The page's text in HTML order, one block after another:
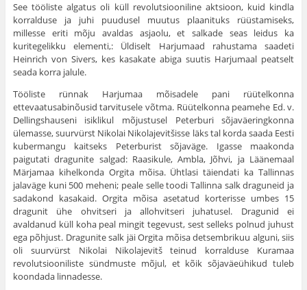
See tööliste algatus oli küll revolutsiooniline aktsioon, kuid kindla
korralduse ja juhi puudusel muutus plaanituks rüüstami­seks,
millesse eriti mõju avaldas asjaolu, et salkade seas leidus ka
kuritegelikku elementi,: Üldiselt Harjumaad rahustama saadeti
Heinrich von Sivers, kes kasakate abiga suutis Harjumaal peatselt
seada korra jalule.
Tööliste rünnak Harjumaa mõisadele pani rüütelkonna
ettevaatusabinõusid tarvitusele võtma. Rüütelkonna peamehe Ed. v.
Dellingshauseni isiklikul mõjustusel Peterburi sõjaväeringkonna
ülemasse, suurvürst Nikolai Nikolajevitšisse läks tal korda saada Eesti
kubermangu kaitseks Peterburist sõjaväge. Igasse maakonda
paigutati dragunite salgad: Raasikule, Ambla, Jõhvi, ja Lääne­maal
Märjamaa kihelkonda Orgita mõisa. Ühtlasi täiendati ka Tallinnas
jalaväge kuni 500 meheni; peale selle toodi Tallinna salk draguneid ja
sadakond kasakaid. Orgita mõisa asetatud korterisse umbes 15
dragunit ühe ohvitseri ja allohvitseri juhatusel. Dragunid ei
avaldanud küll koha peal mingit tegevust, sest selleks polnud juhust
ega põhjust. Dragunite salk jäi Orgita mõisa det­sembrikuu alguni, siis
oli suurvürst Nikolai Nikolajevitš teinud korralduse Kuramaa
revolutsiooniliste sündmuste mõjul, et kõik sõjaväeühikud tuleb
koondada linnadesse.